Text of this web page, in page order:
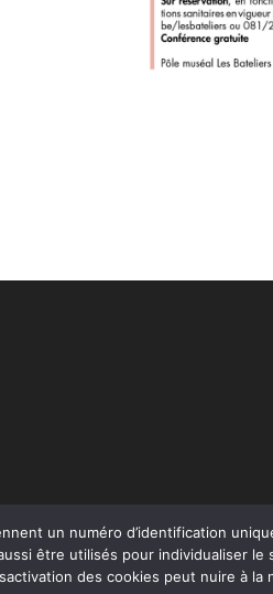
un numéro d’identification
être utilisés pour individualiser
des cookies peut nuire à la